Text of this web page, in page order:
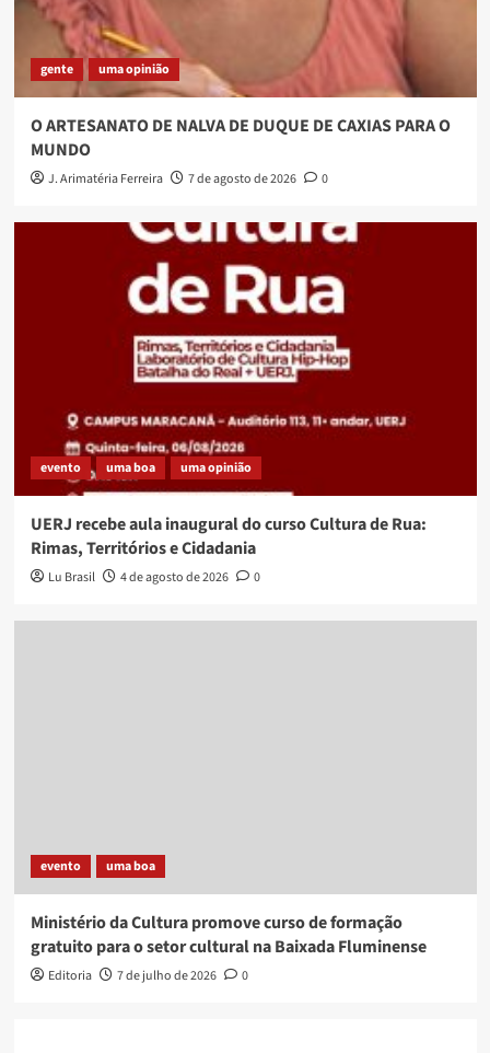
gente uma opinião
O ARTESANATO DE NALVA DE DUQUE DE CAXIAS PARA O
MUNDO
J. Arimatéria Ferreira 7 de agosto de 2026 0
evento uma boa uma opinião
UERJ recebe aula inaugural do curso Cultura de Rua:
Rimas, Territórios e Cidadania
Lu Brasil 4 de agosto de 2026 0
evento uma boa
Ministério da Cultura promove curso de formação
gratuito para o setor cultural na Baixada Fluminense
Editoria 7 de julho de 2026 0